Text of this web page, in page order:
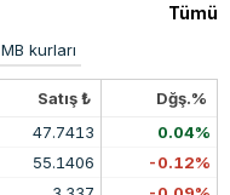
Tümü
MB kurları
Satış ₺ Dğş.%
47.7413 0.04%
55.1406 -0.12%